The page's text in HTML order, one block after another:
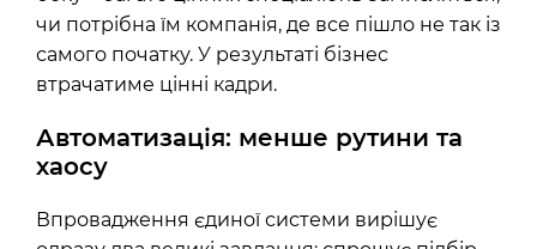
чи потрібна їм компанія, де все пішло не так із
самого початку. У результаті бізнес
втрачатиме цінні кадри.
Автоматизація: менше рутини та
хаосу
Впровадження єдиної системи вирішує